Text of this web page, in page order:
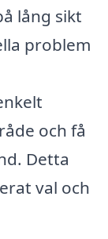
lång sikt
problem
och få
Detta
val och